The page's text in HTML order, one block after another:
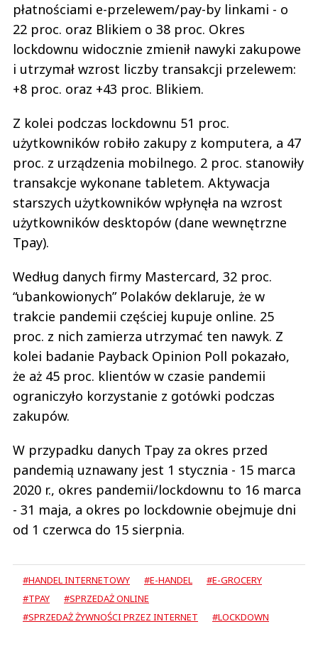
płatnościami e-przelewem/pay-by linkami - o
22 proc. oraz Blikiem o 38 proc. Okres
lockdownu widocznie zmienił nawyki zakupowe
i utrzymał wzrost liczby transakcji przelewem:
+8 proc. oraz +43 proc. Blikiem.
Z kolei podczas lockdownu 51 proc.
użytkowników robiło zakupy z komputera, a 47
proc. z urządzenia mobilnego. 2 proc. stanowiły
transakcje wykonane tabletem. Aktywacja
starszych użytkowników wpłynęła na wzrost
użytkowników desktopów (dane wewnętrzne
Tpay).
Według danych firmy Mastercard, 32 proc.
“ubankowionych” Polaków deklaruje, że w
trakcie pandemii częściej kupuje online. 25
proc. z nich zamierza utrzymać ten nawyk. Z
kolei badanie Payback Opinion Poll pokazało,
że aż 45 proc. klientów w czasie pandemii
ograniczyło korzystanie z gotówki podczas
zakupów.
W przypadku danych Tpay za okres przed
pandemią uznawany jest 1 stycznia - 15 marca
2020 r., okres pandemii/lockdownu to 16 marca
- 31 maja, a okres po lockdownie obejmuje dni
od 1 czerwca do 15 sierpnia.
#HANDEL INTERNETOWY #E-HANDEL
#E-GROCERY
#TPAY
#SPRZEDAŻ ONLINE
#SPRZEDAŻ ŻYWNOŚCI PRZEZ INTERNET
#LOCKDOWN